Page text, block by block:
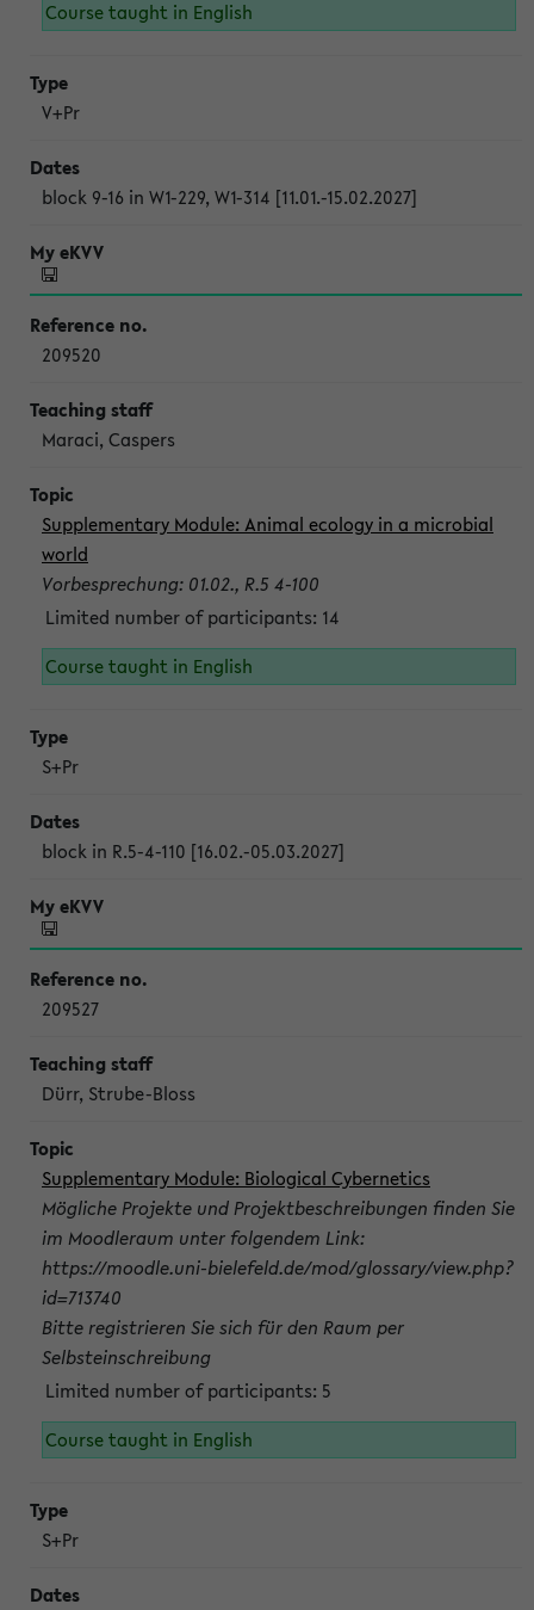
Course taught in English
V+Pr
block 9-16 in W1-229, W1-314 [11.01.-15.02.2027]
209520
Maraci, Caspers
Supplementary Module: Animal ecology in a microbial
world
Vorbesprechung: 01.02., R.5 4-100
Limited number of participants: 14
Course taught in English
S+Pr
block in R.5-4-110 [16.02.-05.03.2027]
209527
Dürr, Strube-Bloss
Supplementary Module: Biological Cybernetics
Mögliche Projekte und Projektbeschreibungen finden Sie
im Moodleraum unter folgendem Link:
https://moodle.uni-bielefeld.de/mod/glossary/view.php?
id=713740
Bitte registrieren Sie sich für den Raum per
Selbsteinschreibung
Limited number of participants: 5
Course taught in English
S+Pr